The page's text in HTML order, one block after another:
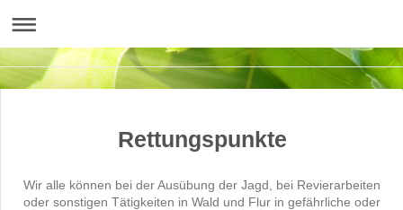
Rettungspunkte
Wir alle können bei der Ausübung der Jagd, bei Revierarbeiten
oder sonstigen Tätigkeiten in Wald und Flur in gefährliche oder